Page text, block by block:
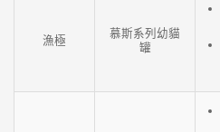
漁極
慕斯系列幼貓
罐